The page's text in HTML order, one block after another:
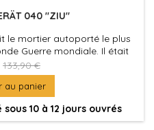
040 "ZIU"
le mortier autoporté le plus
Guerre mondiale. Il était
canon de 60 cm.
133,90 €
au panier
10 à 12 jours ouvrés